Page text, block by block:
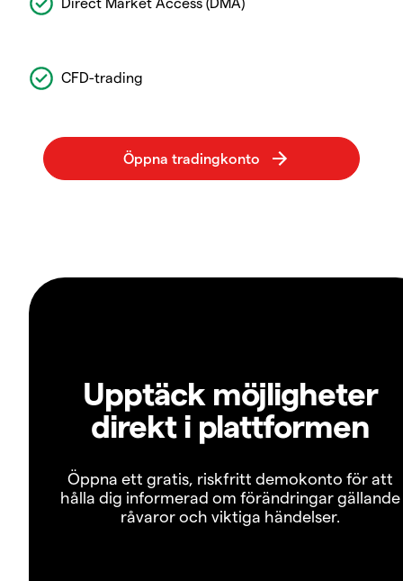
CFD-trading
Upptäck möjligheter
direkt i plattformen
Öppna ett gratis, riskfritt demokonto för att
hålla dig informerad om förändringar gällande
råvaror och viktiga händelser.